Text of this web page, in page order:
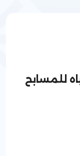
للمسابح